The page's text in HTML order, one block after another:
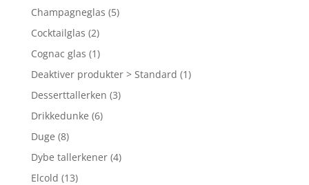
Champagneglas (5)
Cocktailglas (2)
Cognac glas (1)
Deaktiver produkter > Standard (1)
Desserttallerken (3)
Drikkedunke (6)
Duge (8)
Dybe tallerkener (4)
Elcold (13)